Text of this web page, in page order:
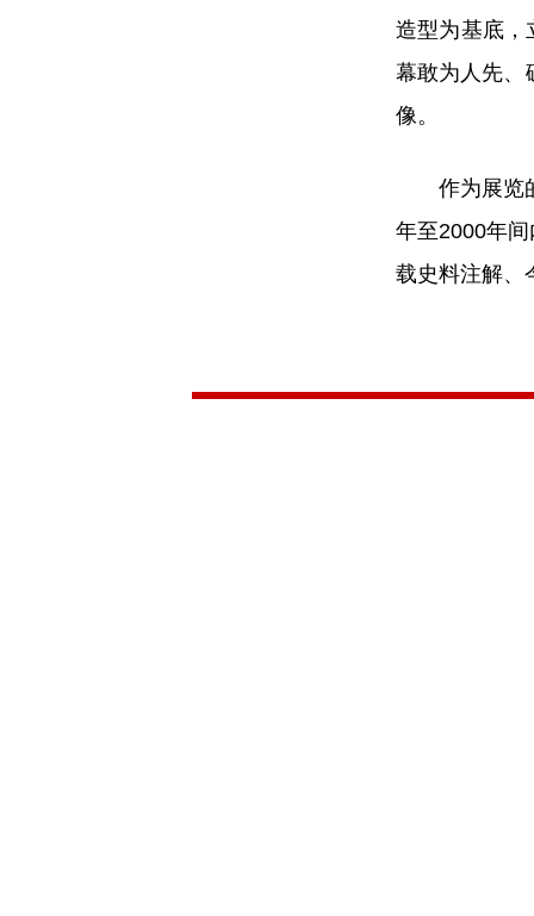
造型为基底，
幕敢为人先、
像。
作为展览的
年至2000年
载史料注解、